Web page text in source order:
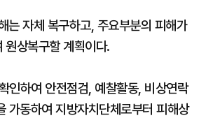
는 자체 복구하고, 주요부분의 피해가
원상복구할 계획이다.
하여 안전점검, 예찰활동, 비상연락
가동하여 지방자치단체로부터 피해상